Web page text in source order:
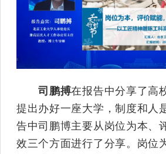
司鹏搏在报告中分享了高
提出办好一座大学，制度和人
告中司鹏博主要从岗位为本、
效三个方面进行了分享。岗位